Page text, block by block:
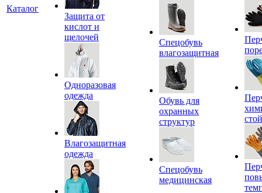
Каталог
Защита от
кислот и
щелочей
Одноразовая
одежда
Влагозащитная
одежда
Спецобувь
влагозащитная
Обувь для
охранных
структур
Спецобувь
медицинская